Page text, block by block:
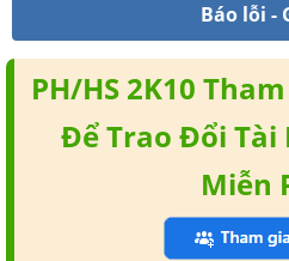
Báo lỗi -
PH/HS 2K10
Để Trao Đổi Tài
Miễn